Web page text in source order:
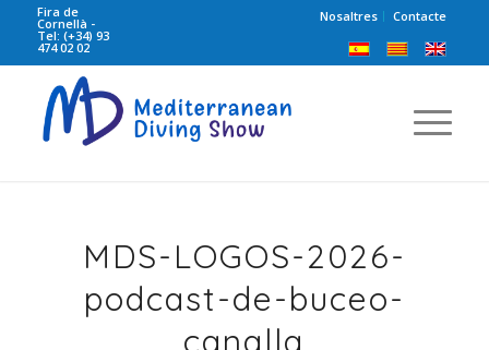
Nosaltres Contacte
Fira de
Cornellà -
Tel: (+34) 93
474 02 02
MDS-LOGOS-2026-
podcast-de-buceo-
canalla